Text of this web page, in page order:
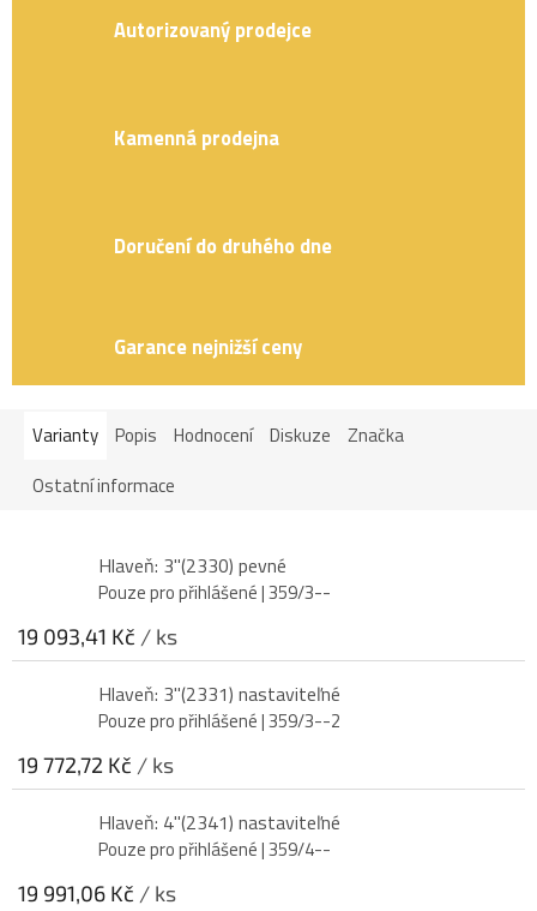
Autorizovaný prodejce
Kamenná prodejna
Doručení do druhého dne
Garance nejnižší ceny
Varianty Popis Hodnocení Diskuze
Značka
Ostatní informace
Hlaveň: 3"(2330) pevné
Pouze pro přihlášené| 359/3--
19 093,41 Kč / ks
Hlaveň: 3"(2331) nastaviteľné
Pouze pro přihlášené| 359/3--2
19 772,72 Kč / ks
Hlaveň: 4"(2341) nastaviteľné
Pouze pro přihlášené| 359/4--
19 991,06 Kč / ks